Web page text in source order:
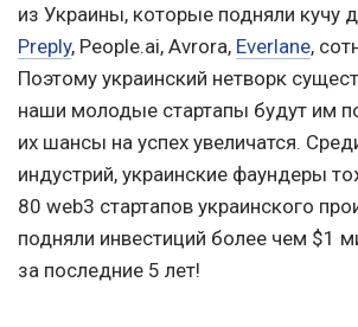
из Украины, которые подняли кучу
Preply, People.ai, Avrora, Everlane,
Поэтому украинский нетворк
наши молодые стартапы будут им
их шансы на успех увеличатся.
индустрий, украинские фаундеры
80 web3 стартапов украинского
подняли инвестиций более чем $1
за последние 5 лет!